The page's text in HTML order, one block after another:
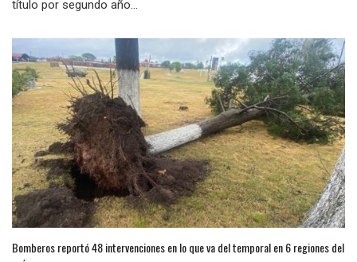
título por segundo año...
Bomberos reportó 48 intervenciones en lo que va del temporal en 6 regiones del